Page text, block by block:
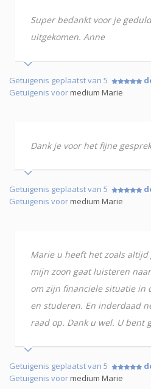
Super bedankt voor je
uitgekomen. Anne
Getuigenis geplaatst van 5
Getuigenis voormedium Marie
Dank je voor het fijne
Getuigenis geplaatst van 5
Getuigenis voormedium Marie
Marie u heeft het zoals altijd
mijn zoon gaat luisteren
om zijn financiele situatie in
en studeren. En inderdaad
raad op. Dank u wel. U bent
Getuigenis geplaatst van 5
Getuigenis voormedium Marie